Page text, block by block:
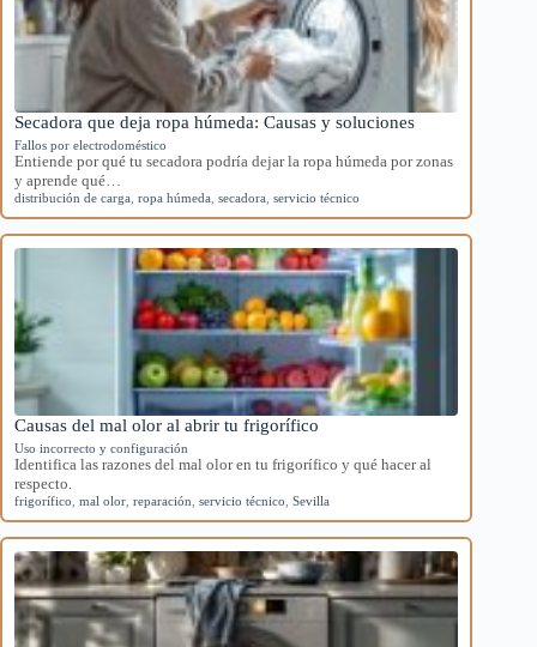
Secadora que deja ropa húmeda: Causas y soluciones
Fallos por electrodoméstico
Entiende por qué tu secadora podría dejar la ropa húmeda por zonas
y aprende qué…
distribución de carga ropa húmeda secadora servicio técnico
Causas del mal olor al abrir tu frigorífico
Uso incorrecto y configuración
Identifica las razones del mal olor en tu frigorífico y qué hacer al
respecto.
frigorífico mal olor reparación servicio técnico Sevilla